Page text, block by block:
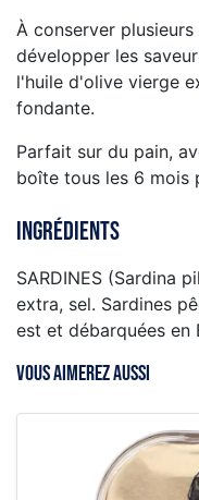
À conserver
développer les
l'huile d'olive vierge
fondante.
Parfait sur du pain,
boîte tous les 6 mois
Ingrédients
SARDINES (Sardina
extra, sel. Sardines
est et débarquées en
VOUS AIMEREZ AUSSI